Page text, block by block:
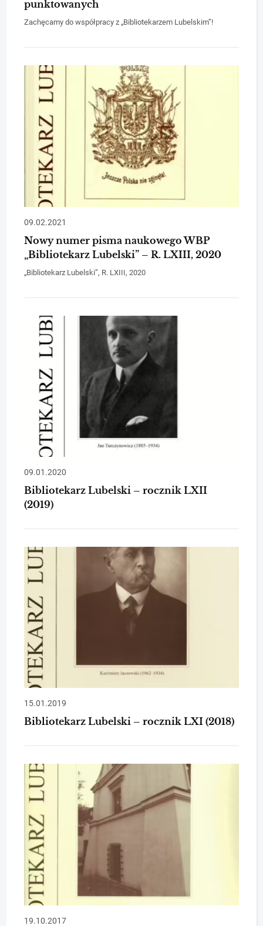
punktowanych
Zachęcamy do współpracy z „Bibliotekarzem Lubelskim”!
09.02.2021
Nowy numer pisma naukowego WBP
„Bibliotekarz Lubelski” – R. LXIII, 2020
„Bibliotekarz Lubelski”, R. LXIII, 2020
09.01.2020
Bibliotekarz Lubelski – rocznik LXII
(2019)
15.01.2019
Bibliotekarz Lubelski – rocznik LXI (2018)
19.10.2017